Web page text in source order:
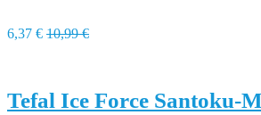
6,37 € 10,99 €
Tefal Ice Force Santoku-